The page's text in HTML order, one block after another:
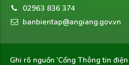
02963 836 374
banbientap@angiang.gov.vn
Ghi rõ nguồn 'Cổng Thông tin